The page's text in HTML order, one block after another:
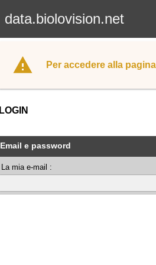
data.biolovision.net
Per accedere alla
LOGIN
Email e password
La mia e-mail :